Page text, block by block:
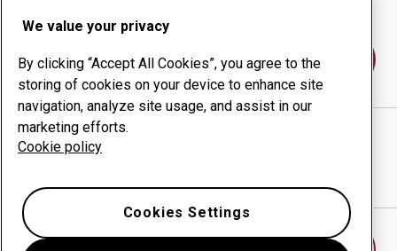
Kontakta oss
ÖZEN MAK. DİZAYN İML. MONTAJ TAAH. SAN. VE
TİC. LTD. ŞTİ.
We value your privacy
By clicking “Accept All Cookies”, you agree to the
storing of cookies on your device to enhance site
navigation, analyze site usage, and assist in our
marketing efforts.
Cookie policy
Cookies Settings